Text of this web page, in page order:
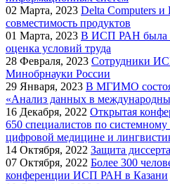
02 Марта, 2023 Delta Computers
совместимость продуктов
01 Марта, 2023 В ИСП РАН была
оценка условий труда
28 Февраля, 2023 Сотрудники
Минобрнауки России
29 Января, 2023 В МГИМО
«Анализ данных в
16 Декабря, 2022 Открытая
650 специалистов по
цифровой медицине и
14 Октября, 2022 Защита
07 Октября, 2022 Более 300
конференции ИСП РАН в Казани